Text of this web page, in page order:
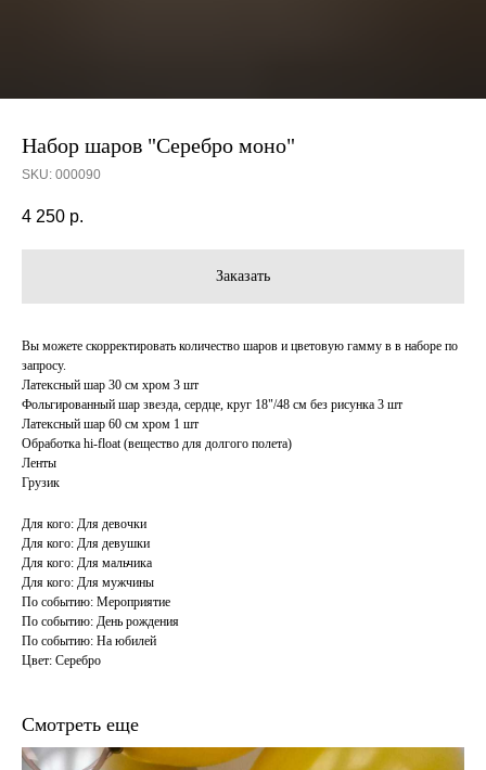
Набор шаров "Серебро моно"
SKU: 000090
4 250 р.
Заказать
Вы можете скорректировать количество шаров и цветовую гамму в в наборе по
запросу.
Латексный шар 30 см хром 3 шт
Фольгированный шар звезда, сердце, круг 18"/48 см без рисунка 3 шт
Латексный шар 60 см хром 1 шт
Обработка hi-float (вещество для долгого полета)
Ленты
Грузик
Для кого: Для девочки
Для кого: Для девушки
Для кого: Для мальчика
Для кого: Для мужчины
По событию: Мероприятие
По событию: День рождения
По событию: На юбилей
Цвет: Серебро
Смотреть еще